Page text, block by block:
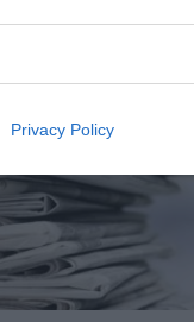
Privacy Policy